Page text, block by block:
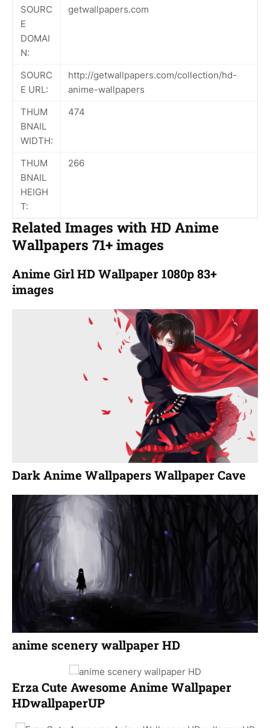
SOURC
E
DOMAI
N:
getwallpapers.com
SOURC
E URL:
http://getwallpapers.com/collection/hd-
anime-wallpapers
THUM
BNAIL
WIDTH:
474
THUM
BNAIL
HEIGH
T:
266
Related Images with HD Anime
Wallpapers 71+ images
Anime Girl HD Wallpaper 1080p 83+
images
Dark Anime Wallpapers Wallpaper Cave
anime scenery wallpaper HD
Erza Cute Awesome Anime Wallpaper
HDwallpaperUP